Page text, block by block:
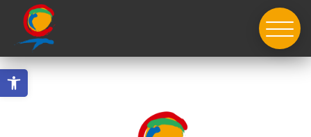
content
Ouvrir la barre d’outils